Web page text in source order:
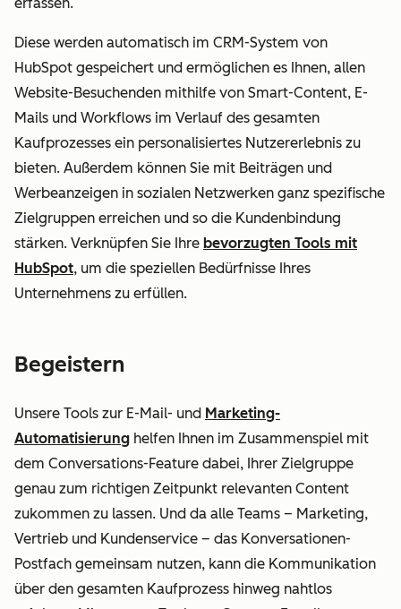
Diese werden automatisch im CRM-System von
HubSpot gespeichert und ermöglichen es Ihnen, allen
Website-Besuchenden mithilfe von Smart-Content, E-
Mails und Workflows im Verlauf des gesamten
Kaufprozesses ein personalisiertes Nutzererlebnis zu
bieten. Außerdem können Sie mit Beiträgen und
Werbeanzeigen in sozialen Netzwerken ganz spezifische
Zielgruppen erreichen und so die Kundenbindung
stärken. Verknüpfen Sie Ihre bevorzugten Tools mit
HubSpot, um die speziellen Bedürfnisse Ihres
Unternehmens zu erfüllen.
Begeistern
Unsere Tools zur E-Mail- und Marketing-
Automatisierung helfen Ihnen im Zusammenspiel mit
dem Conversations-Feature dabei, Ihrer Zielgruppe
genau zum richtigen Zeitpunkt relevanten Content
zukommen zu lassen. Und da alle Teams – Marketing,
Vertrieb und Kundenservice – das Konversationen-
Postfach gemeinsam nutzen, kann die Kommunikation
über den gesamten Kaufprozess hinweg nahtlos